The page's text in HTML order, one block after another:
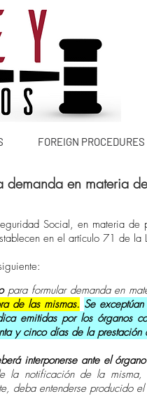
FOREIGN PROCEDURES
demanda en materia
Social, en materia de
en el artículo 71 de la
para formular demanda en
de las mismas. Se
emitidas por los órganos
y cinco días de la
interponerse ante el
la notificación de la misma,
deba entenderse producido